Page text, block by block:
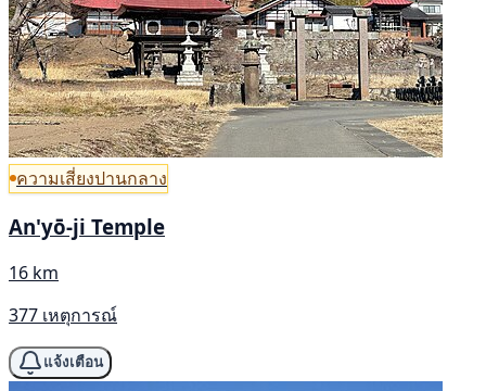
ความเสี่ยงปานกลาง
An'yō-ji Temple
16 km
377 เหตุการณ์
แจ้งเตือน